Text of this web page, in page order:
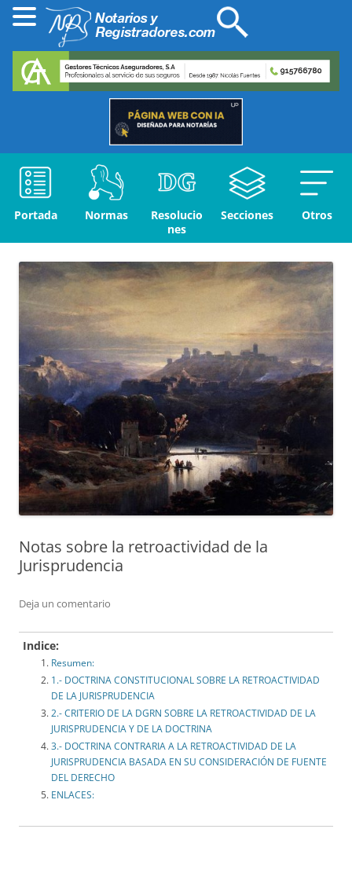
Portada Normas
Resolucio
nes
Secciones Otros
Notas sobre la retroactividad de la
Jurisprudencia
Deja un comentario
Indice:
Resumen:
1.- DOCTRINA CONSTITUCIONAL SOBRE LA RETROACTIVIDAD
DE LA JURISPRUDENCIA
2.- CRITERIO DE LA DGRN SOBRE LA RETROACTIVIDAD DE LA
JURISPRUDENCIA Y DE LA DOCTRINA
3.- DOCTRINA CONTRARIA A LA RETROACTIVIDAD DE LA
JURISPRUDENCIA BASADA EN SU CONSIDERACIÓN DE FUENTE
DEL DERECHO
ENLACES: